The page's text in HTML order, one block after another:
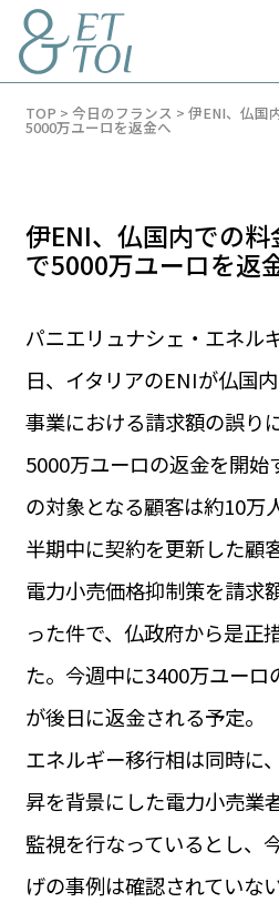
LUXE
グルメ
LIFE STYLE
BUSINESS
ビジネス・キャリア
INFOS PRATIQUES
タグ
#パリ
#お土産 #トリビア
#デー
#フランスの教育制度
#アプリ
#
#カルカッソンヌ Carcassonne
#
#フランス生活
#レシピ #ビューテ
#アルザス地方
#フランスの地方
お
運営
サ
TOP > 今日のフランス > 伊ENI、仏国
5000万ユーロを返金へ
伊ENI、仏国内での
で5000万ユーロを返
パニエリュナシェ・エネル
日、イタリアのENIが仏国
事業における請求額の誤り
5000万ユーロの返金を開
の対象となる顧客は約10万
半期中に契約を更新した顧
電力小売価格抑制策を請求
った件で、仏政府から是正
た。今週中に3400万ユーロ
が後日に返金される予定。
エネルギー移行相は同時に
昇を背景にした電力小売業
監視を行なっているとし、
げの事例は確認されていな